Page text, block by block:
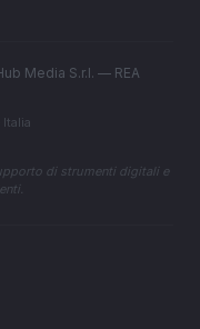
Media S.r.l. — REA
di strumenti digitali e